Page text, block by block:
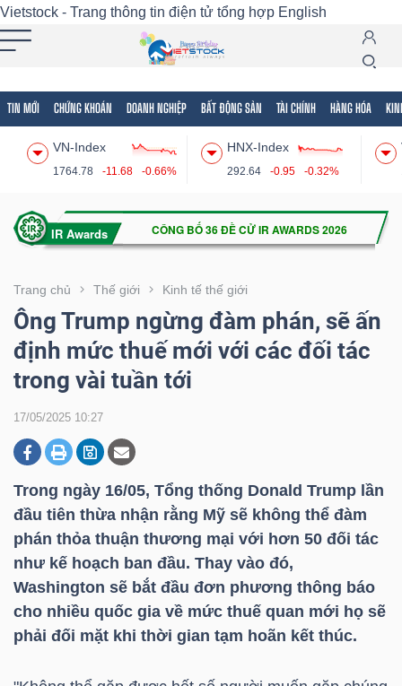
Vietstock - Trang thông tin điện tử tổng hợp English
TIN MỚI CHỨNG KHOÁN DOANH NGHIỆP BẤT ĐỘNG SẢN TÀI CHÍNH HÀNG HÓA
VN-Index
1764.78 -11.68 -0.66%
HNX-Index
292.64 -0.95 -0.32%
Trang chủ Thế giới Kinh tế thế giới
Ông Trump ngừng đàm phán, sẽ ấn
định mức thuế mới với các đối tác
trong vài tuần tới
17/05/2025 10:27
Trong ngày 16/05, Tổng thống Donald Trump lần
đầu tiên thừa nhận rằng Mỹ sẽ không thể đàm
phán thỏa thuận thương mại với hơn 50 đối tác
như kế hoạch ban đầu. Thay vào đó,
Washington sẽ bắt đầu đơn phương thông báo
cho nhiều quốc gia về mức thuế quan mới họ sẽ
phải đối mặt khi thời gian tạm hoãn kết thúc.
Tất cả Tính năng Ngành Mã chứng khoán
Tính
(-)
VIETSTOCK
CHỨNG
KHOÁN
DOANH
NGHIỆP
BẤT
ĐỘNG
SẢN